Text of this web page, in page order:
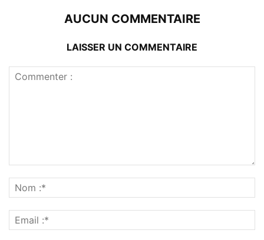
AUCUN COMMENTAIRE
LAISSER UN COMMENTAIRE